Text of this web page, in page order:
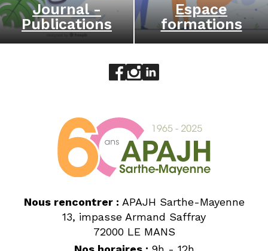
Journal -
Publications
Espace
formations
Aller sur le réseau social
Aller sur le réseau social
Aller sur le réseau
Nous rencontrer : APAJH Sarthe-Mayenne
13, impasse Armand Saffray
72000 LE MANS